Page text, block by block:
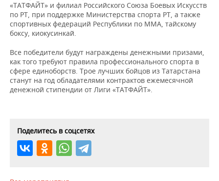
ОПК
ЭНЕРГЕТИКА
ТРАНСПОРТ
УСЛУГИ
IT
МЕДИА
ТЕЛЕКОММУНИКАЦИИ
НОВОСТИ МЕРОПРИЯТИЙ
ВЫЕЗДНАЯ РЕДАКЦИЯ
БИЗНЕС-БРАНЧИ
ONLINE-КОНФЕРЕНЦИИ
ОТКРЫТАЯ ЛЕКЦИЯ
СПОРТ
НОВОСТИ СПОРТА
ФУТБОЛ
ХОККЕЙ
БАСКЕТБОЛ
КИБЕРСПОРТ
ОБЩЕСТВО
НОВОСТИ ОБЩЕСТВА
ВЛАСТЬ
ИНФРАСТРУКТУРА
КУЛЬТУРА
ФОТОГАЛЕРЕЯ
СЮЖЕТЫ
СПРАВОЧНИК
СПИСОК КОМПАНИЙ
«ТАТФАЙТ» и филиал Российского Союза Боевых Искусств
по РТ, при поддержке Министерства спорта РТ, а также
спортивных федераций Республики по ММА, тайскому
боксу, киокусинкай.
Все победители будут награждены денежными призами,
как того требуют правила профессионального спорта в
сфере единоборств. Трое лучших бойцов из Татарстана
станут на год обладателями контрактов ежемесячной
денежной стипендии от Лиги «ТАТФАЙТ».
Поделитесь в соцсетях